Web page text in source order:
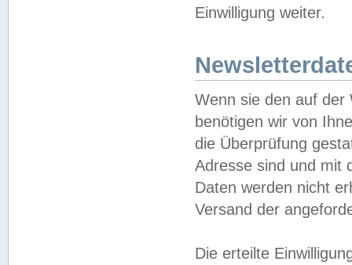
Einwilligung weiter.
Wenn sie den auf der
benötigen wir von
die Überprüfung
Adresse sind und mit
Daten werden nicht
Versand der
Die erteilte